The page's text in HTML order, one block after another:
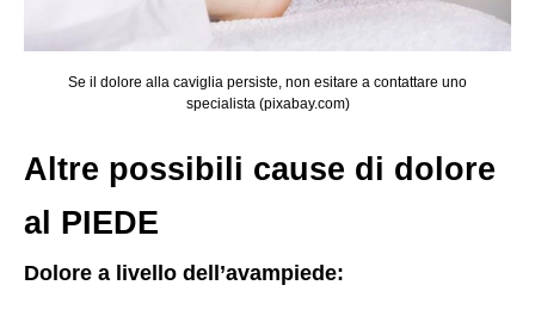
Se il dolore alla caviglia persiste, non esitare a contattare uno
specialista (pixabay.com)
Altre possibili cause di dolore
al PIEDE
Dolore a livello dell’avampiede: